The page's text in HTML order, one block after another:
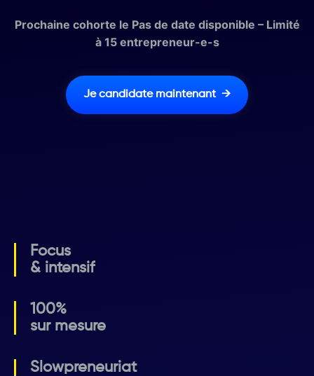
Prochaine cohorte le Pas de date disponible – Limité
à 15 entrepreneur-e-s
Je candidate maintenant
Focus
& intensif
100%
sur mesure
Slowpreneuriat